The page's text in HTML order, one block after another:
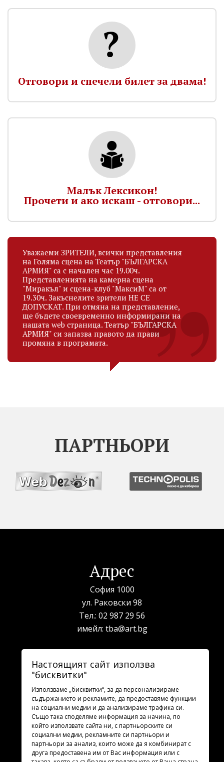
Отговори и спечели билет за двама!
Малък Лексикон!
Прочети и ако искаш - отговори...
Уважаеми ЗРИТЕЛИ, всички представления
на Голяма сцена на Театър "БЪЛГАРСКА
АРМИЯ" са с начален час 19.00ч.
Представленията на камерна сцена
"Миракъл" и сцена-клуб "МаксиМ" са от
19.30ч. Закъснелите зрители НЕ СЕ
ДОПУСКАТ. При отмяна на представление,
ще бъдете своевременно информирани на
нашата web страница. Театър "БЪЛГАРСКА
АРМИЯ" си запазва правото да прави
промяна в програмата.
ПАРТНЬОРИ
Адрес
София 1000
ул. Раковски 98
Тел.: 02 987 29 56
имейл: tba@art.bg
Билетна каса
телефон:
рабoтно време: 10:00 - 19:30
Последвайте ни
Настоящият сайт използва
"бисквитки"
Използваме „бисквитки“, за да персонализираме
съдържанието и рекламите, да предоставяме функции
на социални медии и да анализираме трафика си.
Също така споделяме информация за начина, по
който използвате сайта ни, с партньорските си
социални медии, рекламните си партньори и
партньори за анализ, които може да я комбинират с
друга предоставена им от Вас информация или с